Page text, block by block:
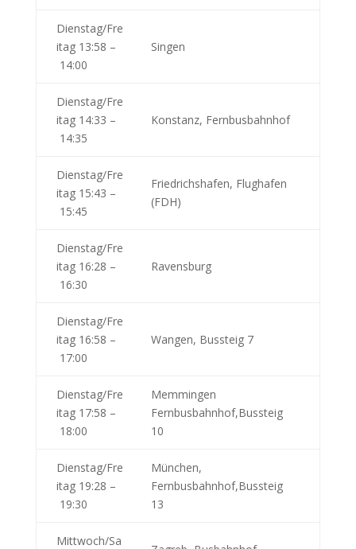
Dienstag/Fre
itag 13:58 –
14:00
Singen
Dienstag/Fre
itag 14:33 –
14:35
Konstanz, Fernbusbahnhof
Dienstag/Fre
itag 15:43 –
15:45
Friedrichshafen, Flughafen
(FDH)
Dienstag/Fre
itag 16:28 –
16:30
Ravensburg
Dienstag/Fre
itag 16:58 –
17:00
Wangen, Bussteig 7
Dienstag/Fre
itag 17:58 –
18:00
Memmingen
Fernbusbahnhof,Bussteig
10
Dienstag/Fre
itag 19:28 –
19:30
München,
Fernbusbahnhof,Bussteig
13
Mittwoch/Sa